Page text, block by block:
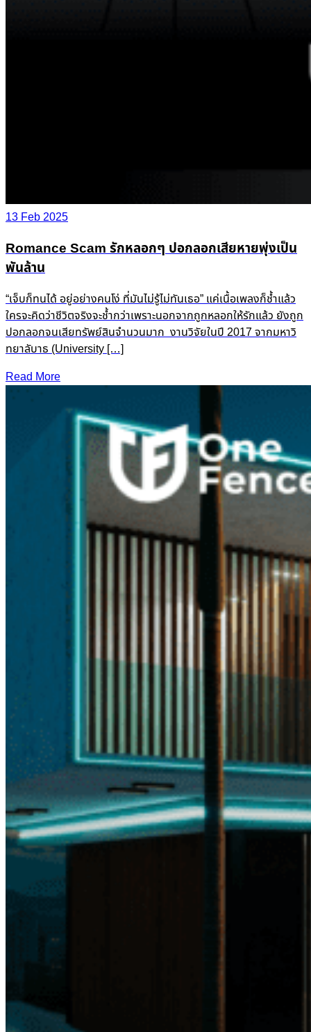
13 Feb 2025
Romance Scam รักหลอกๆ ปอกลอกเสียหายพุ่งเป็น
พันล้าน
“เจ็บก็ทนได้ อยู่อย่างคนโง่ ที่มันไม่รู้ไม่ทันเธอ” แค่เนื้อเพลงก็ช้ำแล้ว
ใครจะคิดว่าชีวิตจริงจะช้ำกว่าเพราะนอกจากถูกหลอกให้รักแล้ว ยังถูก
ปอกลอกจนเสียทรัพย์สินจำนวนมาก งานวิจัยในปี 2017 จากมหาวิ
ทยาลับาธ (University […]
Read More